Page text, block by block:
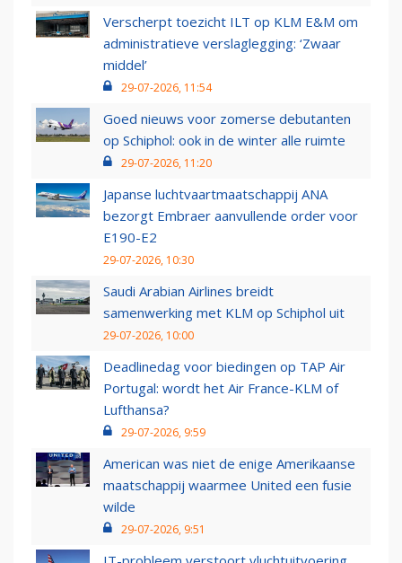
Verscherpt toezicht ILT op KLM E&M om
administratieve verslaglegging: ‘Zwaar
middel’
29-07-2026, 11:54
Goed nieuws voor zomerse debutanten
op Schiphol: ook in de winter alle ruimte
29-07-2026, 11:20
Japanse luchtvaartmaatschappij ANA
bezorgt Embraer aanvullende order voor
E190-E2
29-07-2026, 10:30
Saudi Arabian Airlines breidt
samenwerking met KLM op Schiphol uit
29-07-2026, 10:00
Deadlinedag voor biedingen op TAP Air
Portugal: wordt het Air France-KLM of
Lufthansa?
29-07-2026, 9:59
American was niet de enige Amerikaanse
maatschappij waarmee United een fusie
wilde
29-07-2026, 9:51